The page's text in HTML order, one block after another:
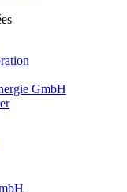
GmbH